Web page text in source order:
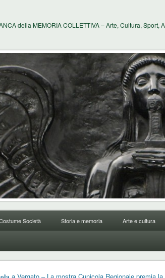
della MEMORIA COLLETTIVA – Arte, Cultura, Sport,
Società Storia e memoria Arte e cultura